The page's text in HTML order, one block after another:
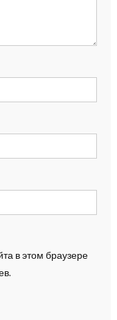
в этом браузере